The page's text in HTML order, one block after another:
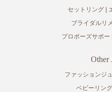
セットリング
ブライダルリ
プロポーズサポー
Other
ファッションジ
ベビーリング